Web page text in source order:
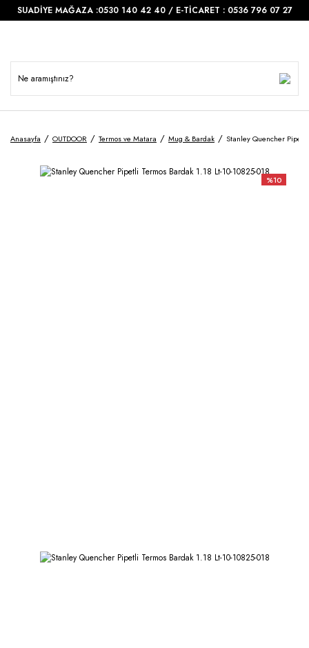
SUADİYE MAĞAZA :0530 140 42 40 / E-TİCARET : 0536 796 07 27
Anasayfa OUTDOOR Termos ve Matara Mug & Bardak Stanley Quencher Pipetli
%10